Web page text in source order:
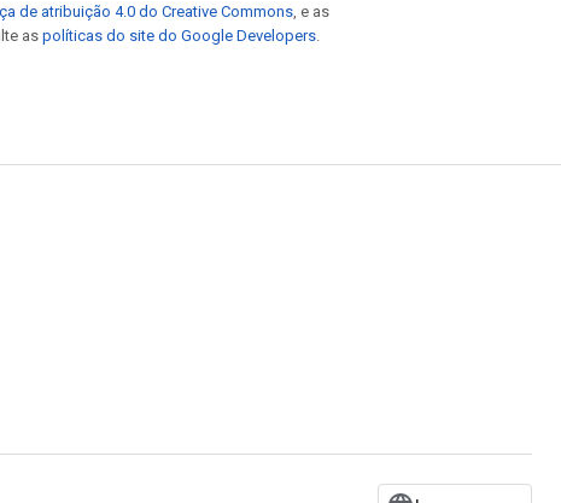
de atribuição 4.0 do Creative Commons , e as
aspolíticas do site do Google Developers